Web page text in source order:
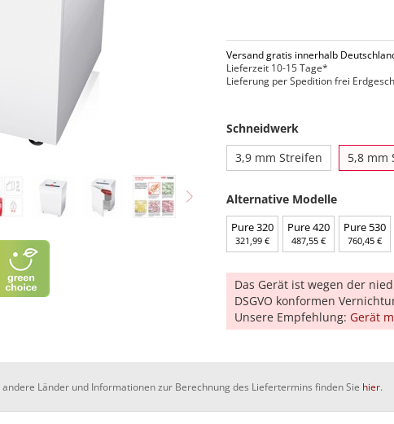
Versand gratis innerhalb
Lieferzeit 10-15 Tage*
Lieferung per Spedition frei
Schneidwerk
3,9 mm Streifen
5,8 mm
Alternative Modelle
Pure 320
321,99 €
Pure 420
487,55 €
Pure 530
760,45 €
Das Gerät ist wegen der
DSGVO konformen
Unsere Empfehlung: Gerät
Länder und Informationen zur Berechnung des Liefertermins finden Sie hier.